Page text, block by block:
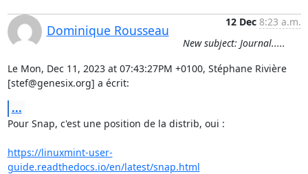
Dominique Rousseau
12 Dec 8:23 a.m.
New subject: Journal.....
Le Mon, Dec 11, 2023 at 07:43:27PM +0100, Stéphane Rivière
[stef@genesix.org] a écrit:
...
Pour Snap, c'est une position de la distrib, oui :
https://linuxmint-user-
guide.readthedocs.io/en/latest/snap.html